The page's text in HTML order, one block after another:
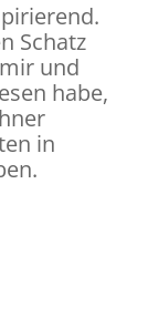
Schatz
und
habe,
in